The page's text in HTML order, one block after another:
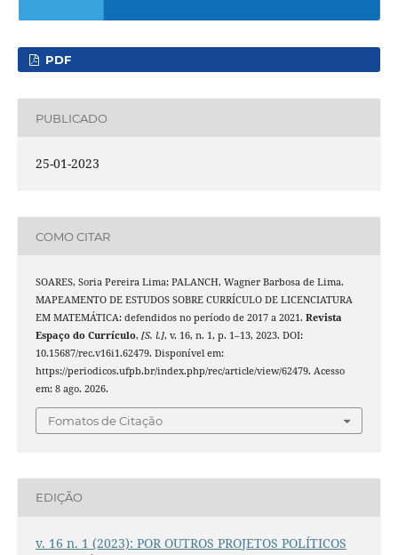
PDF
PUBLICADO
25-01-2023
COMO CITAR
SOARES, Soria Pereira Lima; PALANCH, Wagner Barbosa de Lima.
MAPEAMENTO DE ESTUDOS SOBRE CURRÍCULO DE LICENCIATURA
EM MATEMÁTICA: defendidos no período de 2017 a 2021. Revista
Espaço do Currículo, [S. l.], v. 16, n. 1, p. 1–13, 2023. DOI:
10.15687/rec.v16i1.62479. Disponível em:
https://periodicos.ufpb.br/index.php/rec/article/view/62479. Acesso
em: 8 ago. 2026.
Fomatos de Citação
EDIÇÃO
v. 16 n. 1 (2023): POR OUTROS PROJETOS POLÍTICOS